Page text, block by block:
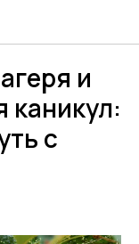
и
каникул:
с